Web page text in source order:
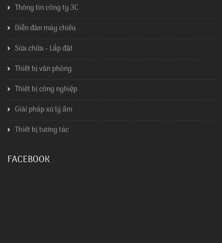
Thông tin công ty 3C
Diễn đàn máy chiếu
Sửa chữa - Lắp đặt
Thiết bị văn phòng
Thiết bị công nghiệp
Giải pháp xử lý ẩm
Thiết bị tương tác
FACEBOOK